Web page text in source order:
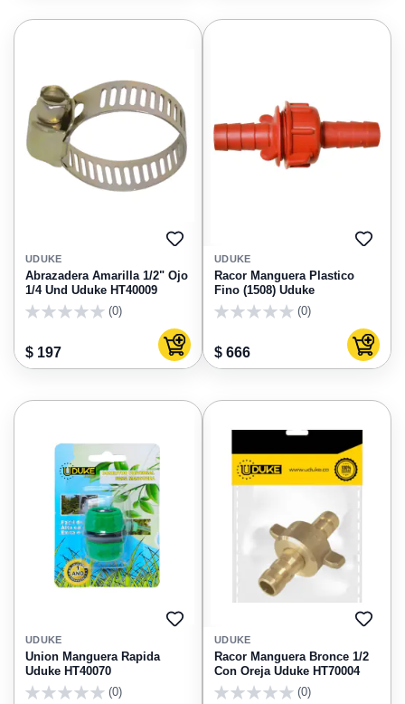
AGREGAR
FAVORITOS
UDUKE
Abrazadera Amarilla 1/2" Ojo
1/4 Und Uduke HT40009
(0)
$ 197 Agregar al carrito
UDUKE
Racor Manguera Plastico
Fino (1508) Uduke
(0)
$ 666
AGREGAR
FAVORITOS
UDUKE
Union Manguera Rapida
Uduke HT40070
(0)
UDUKE
Racor Manguera Bronce 1/2
Con Oreja Uduke HT70004
(0)